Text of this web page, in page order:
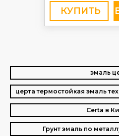
КУПИТЬ
эмаль
церта термостойкая эмаль
Certa в
Грунт эмаль по